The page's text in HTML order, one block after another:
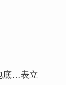
底…表立